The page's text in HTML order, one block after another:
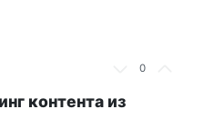
0
контента из